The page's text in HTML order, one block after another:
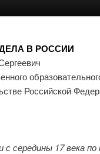
В РОССИИ
Российской
середины 17 века